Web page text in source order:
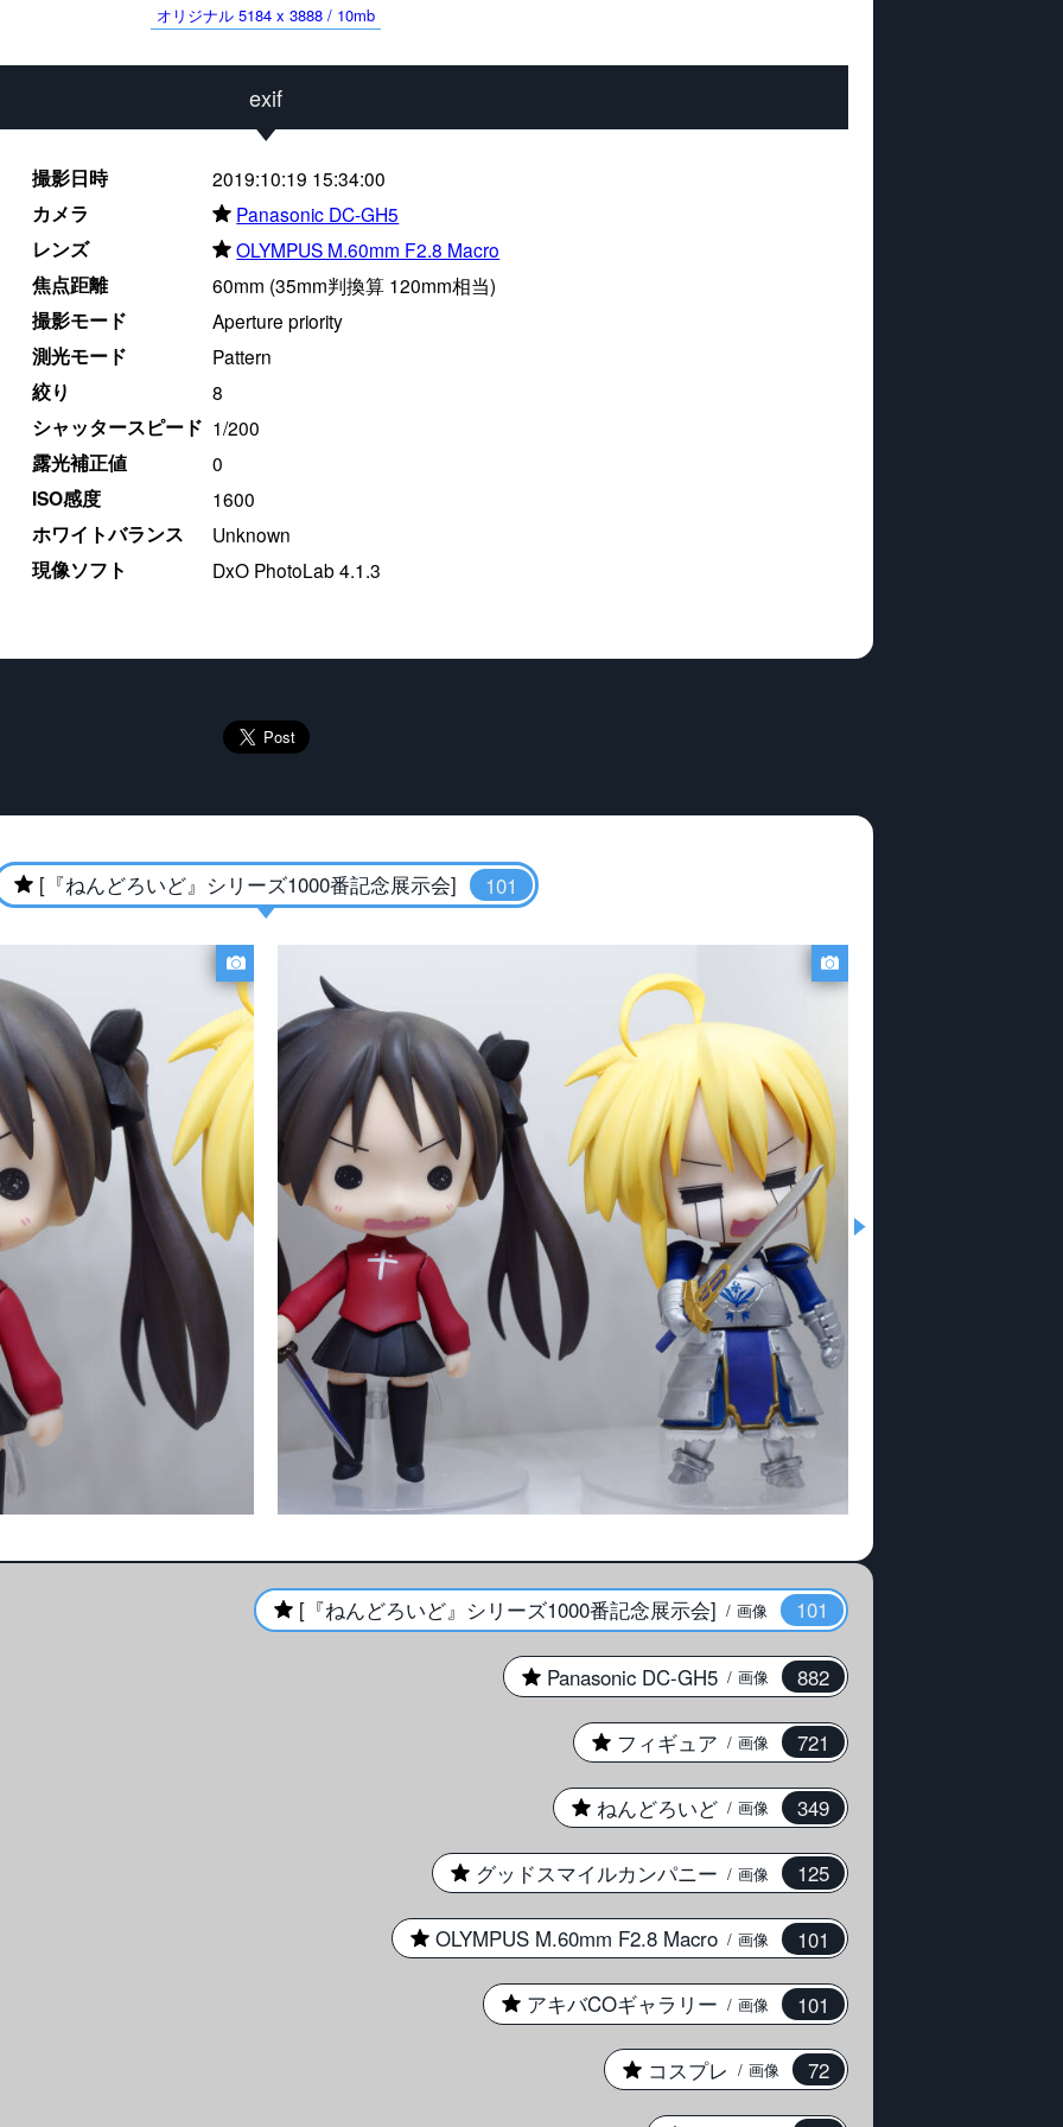
オリジナル 5184 x 3888 / 10mb
exif
撮影日時 2019:10:19 15:34:00
カメラ Panasonic DC-GH5
レンズ OLYMPUS M.60mm F2.8 Macro
焦点距離 60mm (35mm判換算 120mm相当)
撮影モード Aperture priority
測光モード Pattern
絞り 8
シャッタースピード 1/200
露光補正値 0
ISO感度 1600
ホワイトバランス Unknown
現像ソフト DxO PhotoLab 4.1.3
[『ねんどろいど』シリーズ1000番記念展示会] 101
[『ねんどろいど』シリーズ1000番記念展示会] 画像 101
Panasonic DC-GH5 画像 882
フィギュア 画像 721
ねんどろいど 画像 349
グッドスマイルカンパニー 画像 125
OLYMPUS M.60mm F2.8 Macro 画像 101
アキバCOギャラリー 画像 101
コスプレ 画像 72